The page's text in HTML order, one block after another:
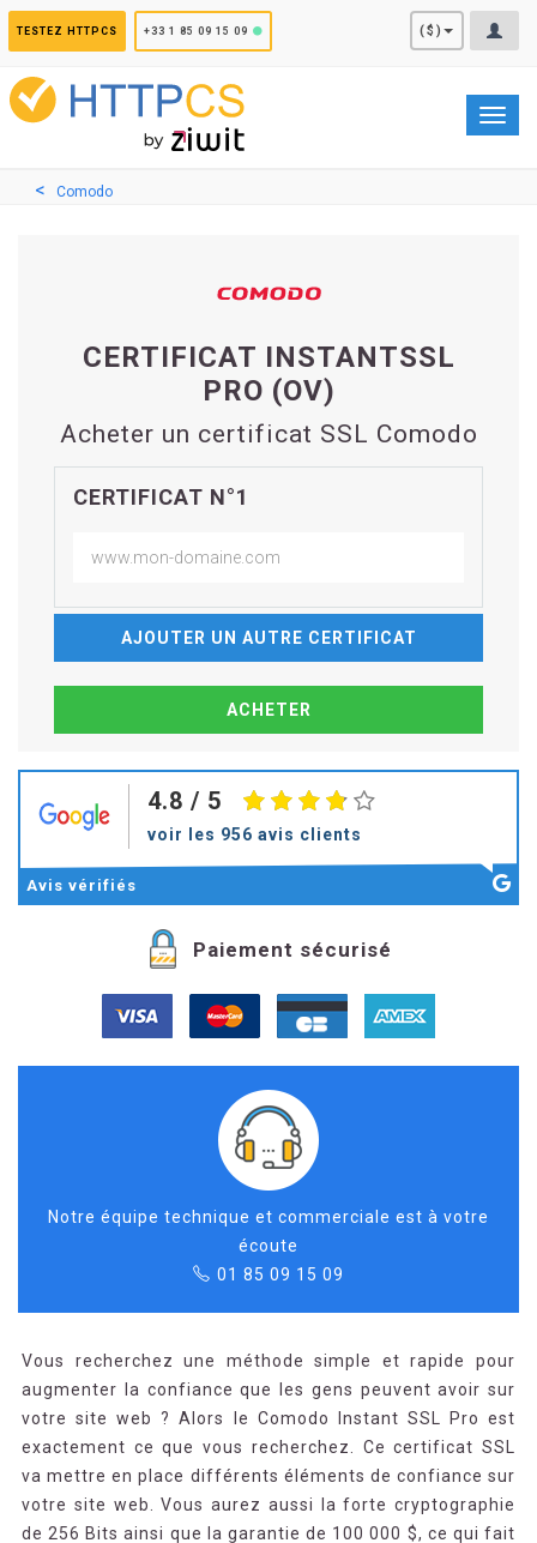
TESTEZ HTTPCS +33 1 85 09 15 09 ($)
Comodo
CERTIFICAT INSTANTSSL
PRO (OV)
Acheter un certificat SSL Comodo
CERTIFICAT N°1
AJOUTER UN AUTRE CERTIFICAT
4.8 / 5
voir les 956 avis clients
Avis vérifiés
Paiement sécurisé
Notre équipe technique et commerciale est à votre
écoute
01 85 09 15 09
Vous recherchez une méthode simple et rapide pour
augmenter la confiance que les gens peuvent avoir sur
votre site web ? Alors le Comodo Instant SSL Pro est
exactement ce que vous recherchez. Ce certificat SSL
va mettre en place différents éléments de confiance sur
votre site web. Vous aurez aussi la forte cryptographie
de 256 Bits ainsi que la garantie de 100 000 $, ce qui fait
Panneau de gestion des cookies